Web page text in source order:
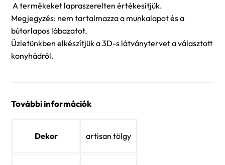
A termékeket lapraszerelten értékesítjük.
Megjegyzés: nem tartalmazza a munkalapot és a
bútorlapos lábazatot.
Üzletünkben elkészítjük a 3D-s látványtervet a választott
konyhádról.
További információk
Dekor artisan tölgy